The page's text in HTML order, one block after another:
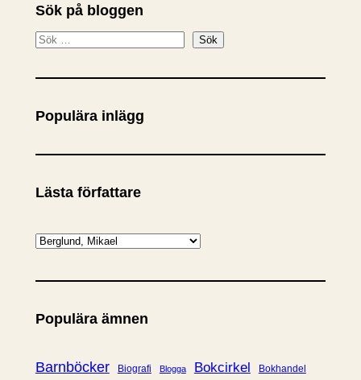
Sök på bloggen
S
k
Sök
Populära inlägg
Lästa författare
K
t
g
r
Populära ämnen
Barnböcker Biografi Blogga Bokcirkel Bokhandel